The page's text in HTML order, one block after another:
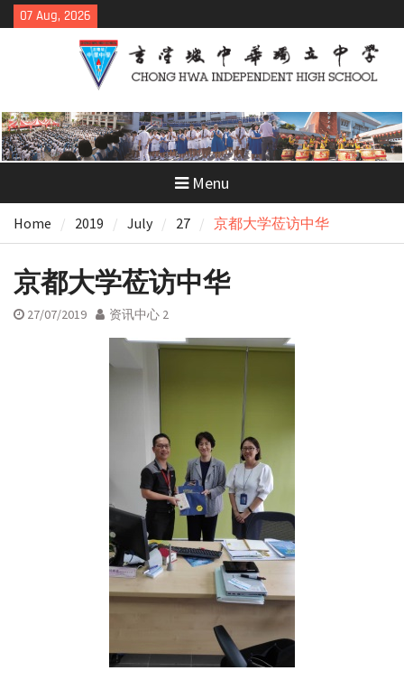
Skip
to
07 Aug, 2026
Menu
Home 2019 July 27 京都大学莅访中华
京都大学莅访中华
27/07/2019 资讯中心 2